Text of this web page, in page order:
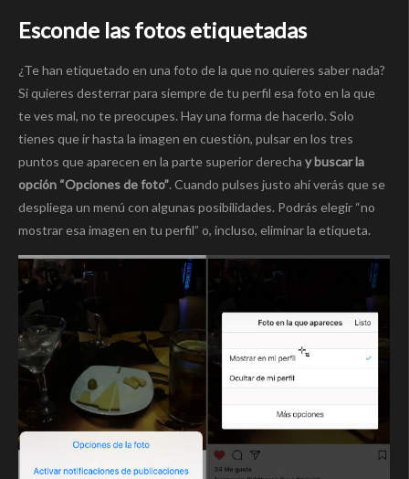
Esconde las fotos etiquetadas
¿Te han etiquetado en una foto de la que no quieres saber nada?
Si quieres desterrar para siempre de tu perfil esa foto en la que
te ves mal, no te preocupes. Hay una forma de hacerlo. Solo
tienes que ir hasta la imagen en cuestión, pulsar en los tres
puntos que aparecen en la parte superior derecha y buscar la
opción “Opciones de foto”. Cuando pulses justo ahí verás que se
despliega un menú con algunas posibilidades. Podrás elegir “no
mostrar esa imagen en tu perfil” o, incluso, eliminar la etiqueta.